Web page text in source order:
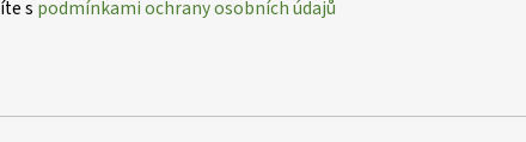
s podmínkami ochrany osobních údajů